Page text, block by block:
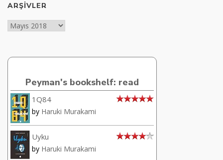
ARŞIVLER
Arşivler
Peyman's bookshelf: read
1Q84
by Haruki Murakami
Uyku
by Haruki Murakami